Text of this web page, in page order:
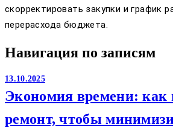
скорректировать закупки и график
перерасхода бюджета.
Навигация по записям
13.10.2025
Экономия времени: как
ремонт, чтобы